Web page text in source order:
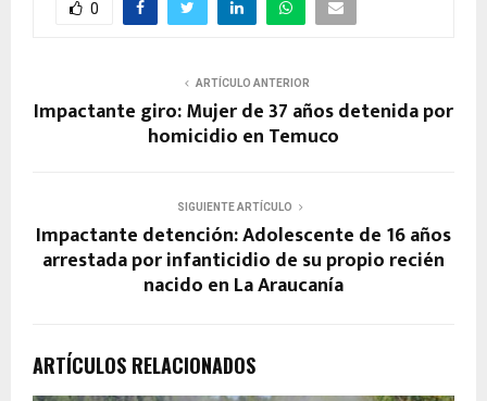
0
ARTÍCULO ANTERIOR
Impactante giro: Mujer de 37 años detenida por
homicidio en Temuco
SIGUIENTE ARTÍCULO
Impactante detención: Adolescente de 16 años
arrestada por infanticidio de su propio recién
nacido en La Araucanía
ARTÍCULOS RELACIONADOS